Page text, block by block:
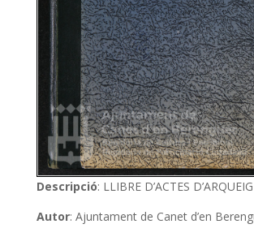
Descripció: LLIBRE D’ACTES
Autor: Ajuntament de Canet d’en